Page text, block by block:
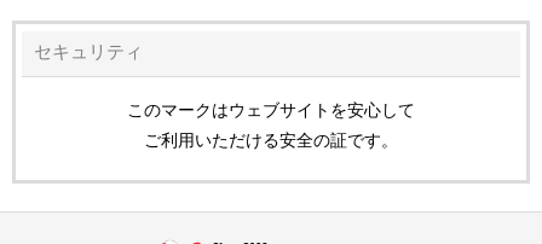
セキュリティ
このマークはウェブサイトを安心して
ご利用いただける安全の証です。